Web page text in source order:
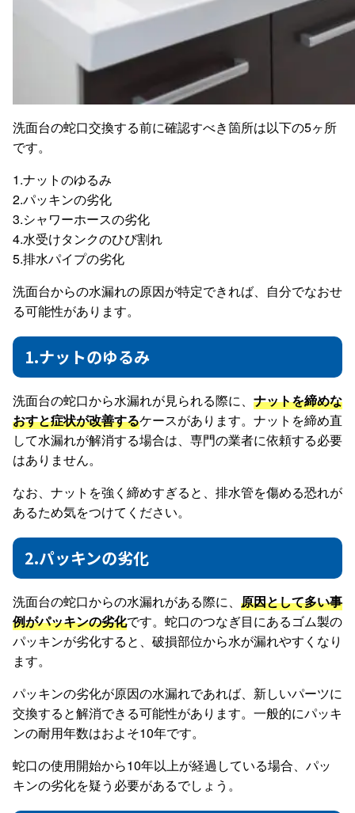
洗面台の蛇口交換する前に確認すべき箇所は以下の5ヶ所
です。
1.ナットのゆるみ
2.パッキンの劣化
3.シャワーホースの劣化
4.水受けタンクのひび割れ
5.排水パイプの劣化
洗面台からの水漏れの原因が特定できれば、自分でなおせ
る可能性があります。
1.ナットのゆるみ
洗面台の蛇口から水漏れが見られる際に、 ナットを締めな
おすと症状が改善するケースがあります。ナットを締め直
して水漏れが解消する場合は、専門の業者に依頼する必要
はありません。
なお、ナットを強く締めすぎると、排水管を傷める恐れが
あるため気をつけてください。
2.パッキンの劣化
洗面台の蛇口からの水漏れがある際に、 原因として多い事
例がパッキンの劣化です。蛇口のつなぎ目にあるゴム製の
パッキンが劣化すると、破損部位から水が漏れやすくなり
ます。
パッキンの劣化が原因の水漏れであれば、新しいパーツに
交換すると解消できる可能性があります。一般的にパッキ
ンの耐用年数はおよそ10年です。
蛇口の使用開始から10年以上が経過している場合、パッ
キンの劣化を疑う必要があるでしょう。